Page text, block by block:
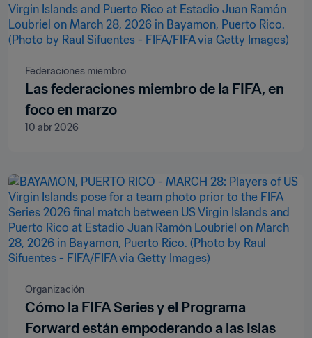
Federaciones miembro
Las federaciones miembro de la FIFA, en
foco en marzo
10 abr 2026
Organización
Cómo la FIFA Series y el Programa
Forward están empoderando a las Islas